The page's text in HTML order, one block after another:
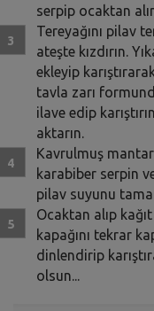
serpip ocaktan
Tereyağını pilav
ateşte kızdırın.
ekleyip
tavla zarı
ilave edip
aktarın.
Kavrulmuş
karabiber serpin ve
pilav suyunu
Ocaktan alıp
kapağını tekrar
dinlendirip
olsun...